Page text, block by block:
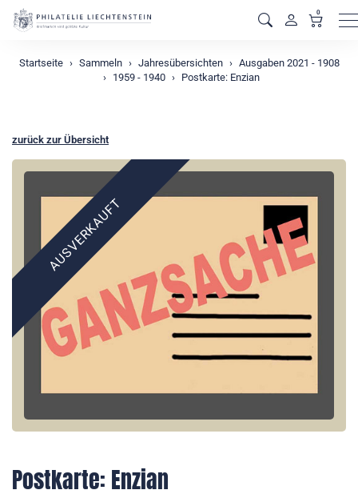
0
Startseite Sammeln Jahresübersichten
Ausgaben 2021 - 1908
1959 - 1940
Postkarte: Enzian
zurück zur Übersicht
AUSVERKAUFT
Postkarte: Enzian